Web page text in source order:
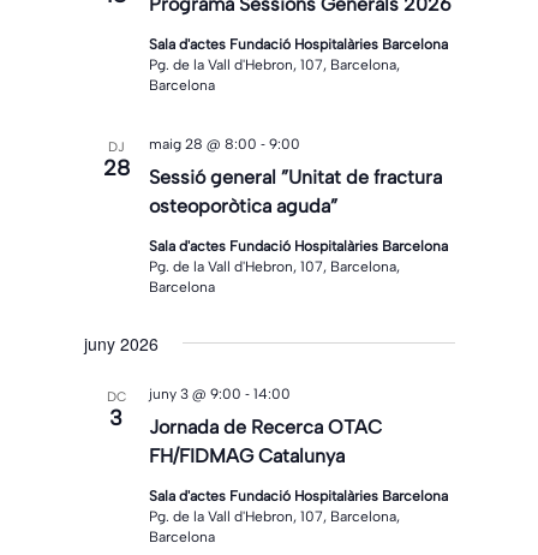
Sala d'actes Fundació Hospitalàries Barcelona
Pg. de la Vall d'Hebron, 107, Barcelona,
Barcelona
DJ
28
Sessió general ”Unitat de fractura
osteoporòtica aguda”
maig 28 @ 8:00 - 9:00
Sala d'actes Fundació Hospitalàries Barcelona
Pg. de la Vall d'Hebron, 107, Barcelona,
Barcelona
juny 2026
DC
3
Jornada de Recerca OTAC
FH/FIDMAG Catalunya
juny 3 @ 9:00 - 14:00
Sala d'actes Fundació Hospitalàries Barcelona
Pg. de la Vall d'Hebron, 107, Barcelona,
Barcelona